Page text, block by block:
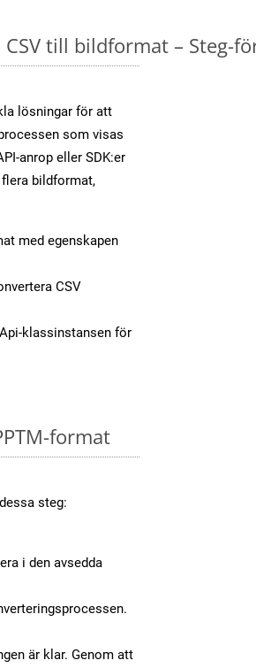
till bildformat – Steg-
lösningar för att
som visas
anrop eller SDK:er
bildformat,
med egenskapen
CSV
klassinstansen för
format
steg:
i den avsedda
är klar. Genom att